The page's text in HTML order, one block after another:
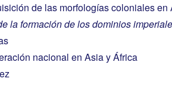
de las morfologías coloniales en
la formación de los dominios
nacional en Asia y África